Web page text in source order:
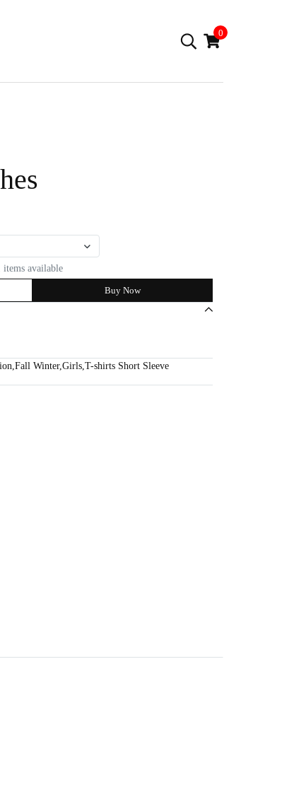
0
items available
Buy Now
,Fall Winter,Girls,T-shirts Short Sleeve